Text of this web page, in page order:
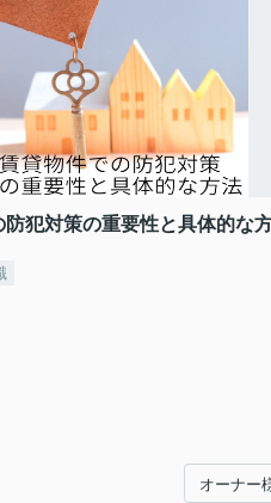
防犯対策の重要性と具体的な
オーナー